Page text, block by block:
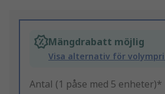
Mängdrabatt möjlig
Visa alternativ för
Antal (1 påse med 5 enheter)*